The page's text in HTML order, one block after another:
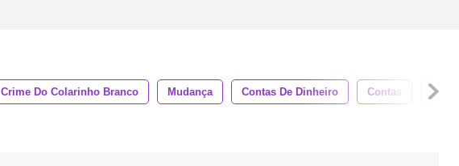
Crime Do Colarinho Branco Mudança Contas De Dinheiro Contas